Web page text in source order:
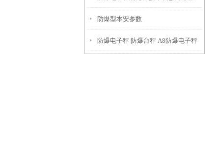
防爆型本安参数
防爆电子秤 防爆台秤 A8防爆电子秤